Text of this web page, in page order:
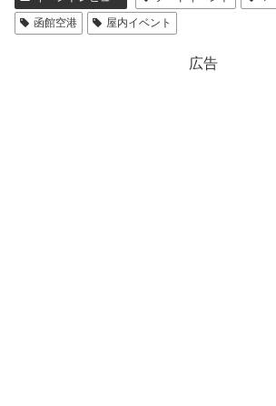
函館空港
屋内イベント
広告